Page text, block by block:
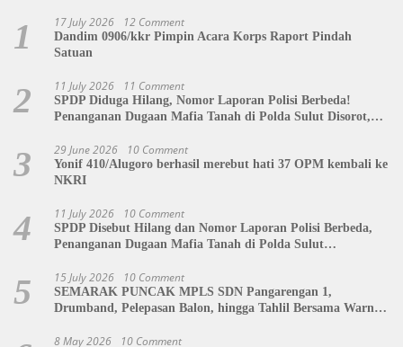
1 17 July 2026 12 Comment
Dandim 0906/kkr Pimpin Acara Korps Raport Pindah
Satuan
2 11 July 2026 11 Comment
SPDP Diduga Hilang, Nomor Laporan Polisi Berbeda!
Penanganan Dugaan Mafia Tanah di Polda Sulut Disorot,
3 29 June 2026 10 Comment
Yonif 410/Alugoro berhasil merebut hati 37 OPM kembali ke
NKRI
4 11 July 2026 10 Comment
SPDP Disebut Hilang dan Nomor Laporan Polisi Berbeda,
Penanganan Dugaan Mafia Tanah di Polda Sulut
5 15 July 2026 10 Comment
SEMARAK PUNCAK MPLS SDN Pangarengan 1,
Drumband, Pelepasan Balon, hingga Tahlil Bersama Warnai
8 May 2026 10 Comment